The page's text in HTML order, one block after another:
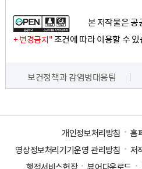
본 저작물은 공
+ 변경금지"조건에 따라 이용할 수
보건정책과 감염병대응팀
개인정보처리방침
홈
영상정보처리기기운영 관리방침
저